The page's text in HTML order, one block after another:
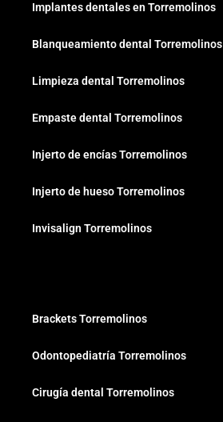
Implantes dentales en Torremolinos
Blanqueamiento dental Torremolinos
Limpieza dental Torremolinos
Empaste dental Torremolinos
Injerto de encías Torremolinos
Injerto de hueso Torremolinos
Invisalign Torremolinos
Brackets Torremolinos
Odontopediatría Torremolinos
Cirugía dental Torremolinos